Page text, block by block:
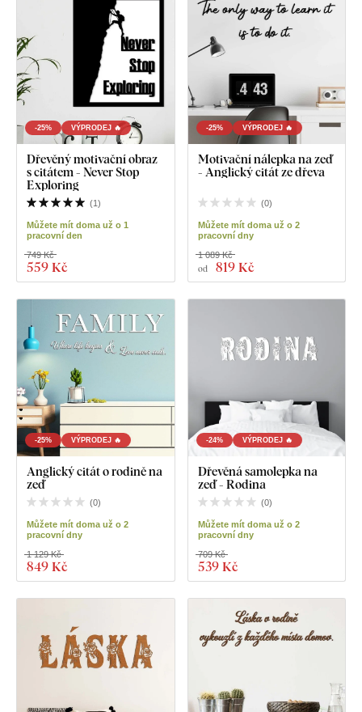
-25% VÝPRODEJ 🔥
Dřevěný motivační obraz
s citátem - Never Stop
Exploring
(1)
Můžete mít doma už o 1
pracovní den
559 Kč
749 Kč
-25% VÝPRODEJ 🔥
Motivační nálepka na zeď
- Anglický citát ze dřeva
(0)
Můžete mít doma už o 2
pracovní dny
od 819 Kč
1 089 Kč
-25% VÝPRODEJ 🔥
Anglický citát o rodině na
zeď
(0)
Můžete mít doma už o 2
pracovní dny
849 Kč
1 129 Kč
-24% VÝPRODEJ 🔥
Dřevěná samolepka na
zeď - Rodina
(0)
Můžete mít doma už o 2
pracovní dny
539 Kč
709 Kč